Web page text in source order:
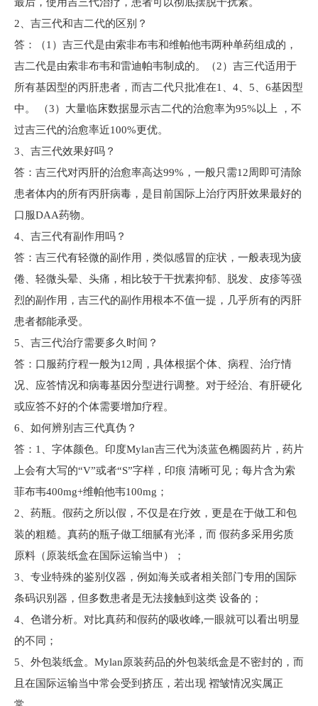
2、吉三代和吉二代的区别？
答：（1）吉三代是由索非布韦和维帕他韦两种单药组成的，
吉二代是由索非布韦和雷迪帕韦制成的。（2）吉三代适用于
所有基因型的丙肝患者，而吉二代只批准在1、4、5、6基因型
中。 （3）大量临床数据显示吉二代的治愈率为95%以上 ，不
过吉三代的治愈率近100%更优。
3、吉三代效果好吗？
答：吉三代对丙肝的治愈率高达99%，一般只需12周即可清除
患者体内的所有丙肝病毒，是目前国际上治疗丙肝效果最好的
口服DAA药物。
4、吉三代有副作用吗？
答：吉三代有轻微的副作用，类似感冒的症状，一般表现为疲
倦、轻微头晕、头痛，相比较于干扰素抑郁、脱发、皮疹等强
烈的副作用，吉三代的副作用根本不值一提，几乎所有的丙肝
患者都能承受。
5、吉三代治疗需要多久时间？
答：口服药疗程一般为12周，具体根据个体、病程、治疗情
况、应答情况和病毒基因分型进行调整。对于经治、有肝硬化
或应答不好的个体需要增加疗程。
6、如何辨别吉三代真伪？
答：1、字体颜色。印度Mylan吉三代为淡蓝色椭圆药片，药片
上会有大写的“V”或者“S”字样，印痕 清晰可见；每片含为索
菲布韦400mg+维帕他韦100mg；
2、药瓶。假药之所以假，不仅是在疗效，更是在于做工和包
装的粗糙。真药的瓶子做工细腻有光泽，而 假药多采用劣质
原料（原装纸盒在国际运输当中）；
3、专业特殊的鉴别仪器，例如海关或者相关部门专用的国际
条码识别器，但多数患者是无法接触到这类 设备的；
4、色谱分析。对比真药和假药的吸收峰,一眼就可以看出明显
的不同；
5、外包装纸盒。Mylan原装药品的外包装纸盒是不密封的，而
且在国际运输当中常会受到挤压，若出现 褶皱情况实属正